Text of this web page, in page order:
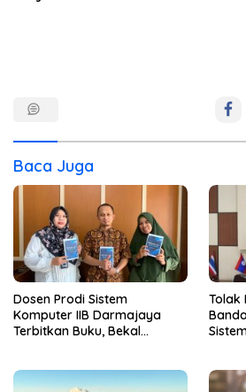
Baca Juga
Dosen Prodi Sistem
Komputer IIB Darmajaya
Terbitkan Buku, Bekal
Tolak